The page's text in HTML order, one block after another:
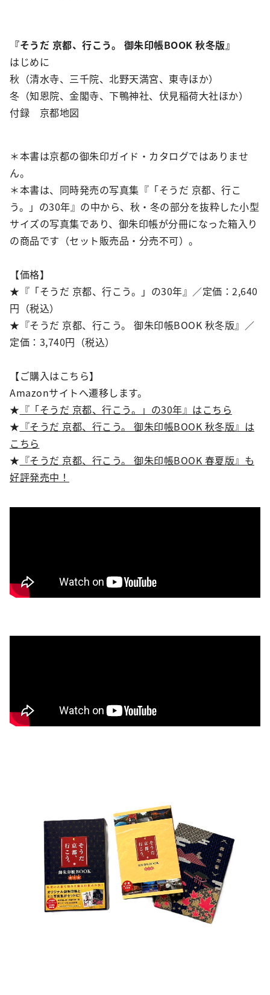
『そうだ 京都、行こう。 御朱印帳BOOK 秋冬版』
はじめに
秋（清水寺、三千院、北野天満宮、東寺ほか）
冬（知恩院、金閣寺、下鴨神社、伏見稲荷大社ほか）
付録 京都地図
＊本書は京都の御朱印ガイド・カタログではありませ
ん。
＊本書は、同時発売の写真集『「そうだ 京都、行こ
う。」の30年』の中から、秋・冬の部分を抜粋した小型
サイズの写真集であり、御朱印帳が分冊になった箱入り
の商品です（セット販売品・分売不可）。
【価格】
★『「そうだ 京都、行こう。」の30年』／定価：2,640
円（税込）
★『そうだ 京都、行こう。 御朱印帳BOOK 秋冬版』／
定価：3,740円（税込）
【ご購入はこちら】
Amazonサイトへ遷移します。
★ 『「そうだ 京都、行こう。」の30年』はこちら
★ 『そうだ 京都、行こう。 御朱印帳BOOK 秋冬版』は
こちら
★ 『そうだ 京都、行こう。 御朱印帳BOOK 春夏版』も
好評発売中！